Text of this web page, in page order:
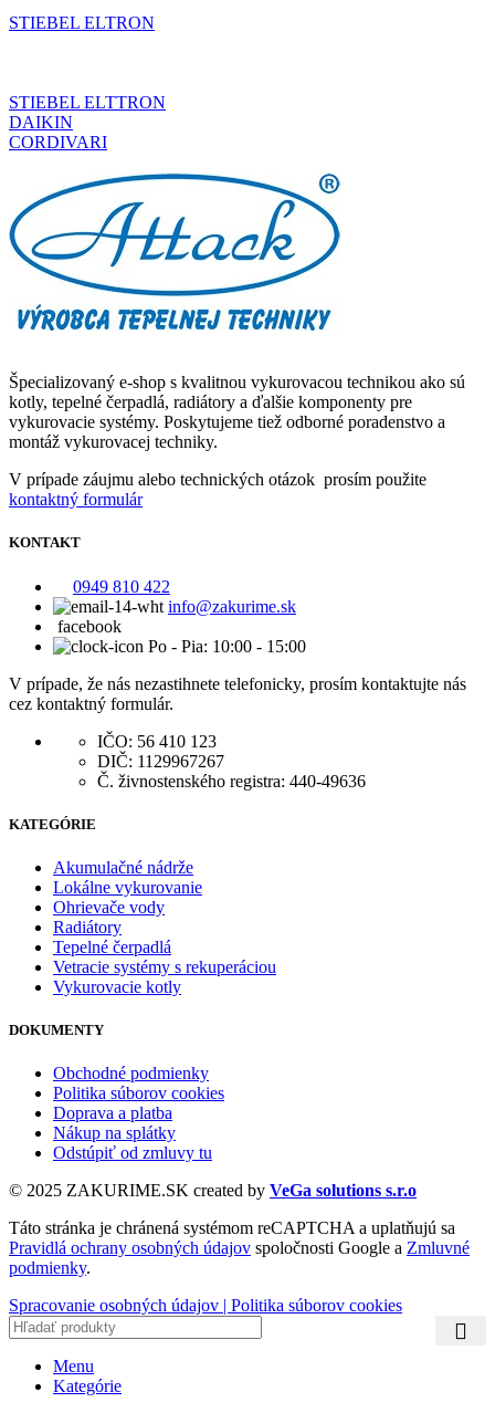
STIEBEL ELTRON
STIEBEL ELTTRON
DAIKIN
CORDIVARI
Špecializovaný e-shop s kvalitnou vykurovacou technikou ako sú
kotly, tepelné čerpadlá, radiátory a ďalšie komponenty pre
vykurovacie systémy. Poskytujeme tiež odborné poradenstvo a
montáž vykurovacej techniky.
V prípade záujmu alebo technických otázok prosím použite
kontaktný formulár
KONTAKT
0949 810 422
info@zakurime.sk
facebook
Po - Pia: 10:00 - 15:00
V prípade, že nás nezastihnete telefonicky, prosím kontaktujte nás
cez kontaktný formulár.
IČO: 56 410 123
DIČ: 1129967267
Č. živnostenského registra: 440-49636
KATEGÓRIE
Akumulačné nádrže
Lokálne vykurovanie
Ohrievače vody
Radiátory
Tepelné čerpadlá
Vetracie systémy s rekuperáciou
Vykurovacie kotly
DOKUMENTY
Obchodné podmienky
Politika súborov cookies
Doprava a platba
Nákup na splátky
Odstúpiť od zmluvy tu
© 2025 ZAKURIME.SK created by VeGa solutions s.r.o
Táto stránka je chránená systémom reCAPTCHA a uplatňujú sa
Pravidlá ochrany osobných údajov spoločnosti Google a Zmluvné
podmienky.
Spracovanie osobných údajov | Politika súborov cookies
Menu
Kategórie